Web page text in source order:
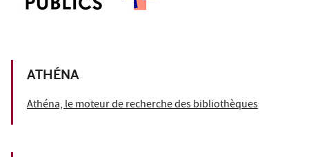
ATHÉNA
Athéna, le moteur de recherche des bibliothèques